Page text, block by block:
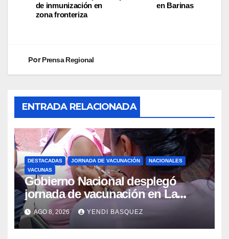
en Barinas
de inmunización en
zona fronteriza
PorPrensa Regional
ENTRADA RELACIONADA
DESTACADAS JORNADA DE VACUNACIÓN
NACIONALES
VACUNAS
Gobierno Nacional desplegó
jornada de vacunación en La
Guaira para garantizar protección
epidemiológica
AGO 8, 2026 YENDI BASQUEZ